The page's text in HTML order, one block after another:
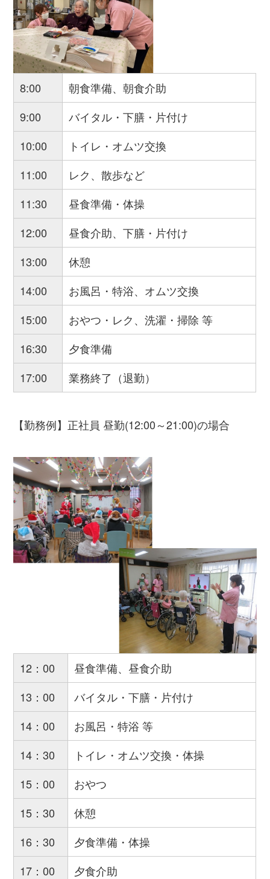
8:00
朝食準備、朝食介助
9:00
バイタル・下膳・片付け
10:00
トイレ・オムツ交換
11:00
レク、散歩など
11:30
昼食準備・体操
12:00
昼食介助、下膳・片付け
13:00
休憩
14:00
お風呂・特浴、オムツ交換
15:00
おやつ・レク、洗濯・掃除 等
16:30
夕食準備
17:00
業務終了（退勤）
【勤務例】正社員 昼勤(12:00～21:00)の場合
12：00
昼食準備、昼食介助
13：00
バイタル・下膳・片付け
14：00
お風呂・特浴 等
14：30
トイレ・オムツ交換・体操
15：00
おやつ
15：30
休憩
16：30
夕食準備・体操
17：00
夕食介助